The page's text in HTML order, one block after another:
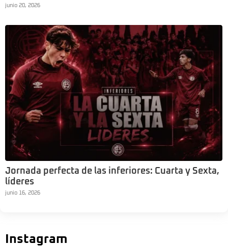
junio 20, 2026
Jornada perfecta de las inferiores: Cuarta y Sexta,
líderes
junio 16, 2026
Instagram